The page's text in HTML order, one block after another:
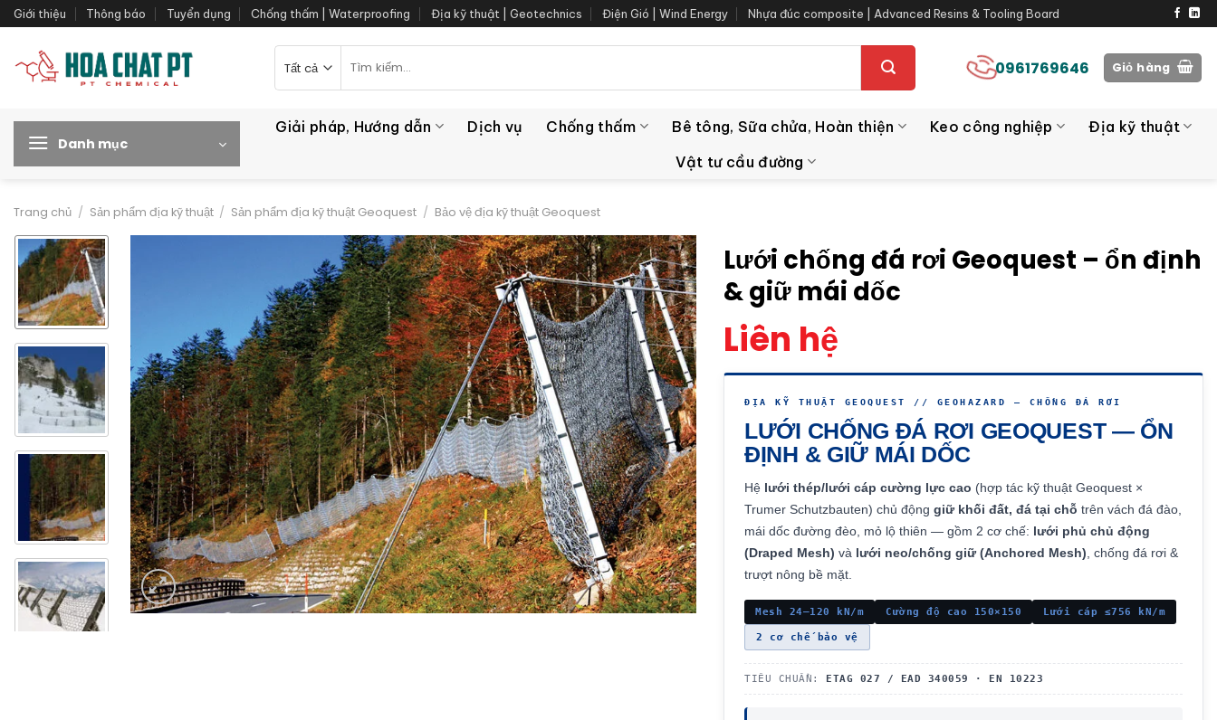
Bỏ
qua
dung
Giới thiệu Thông báo Tuyển dụng Chống thấm | Waterproofing Địa kỹ thuật | Geotechnics Điện Gió | Wind Energy Nhựa đúc composite | Advanced Resins & Tooling Board
kiếm:
0961769646 Giỏ hàng
Danh mục
Giải pháp, Hướng dẫn Dịch vụ Chống thấm Bê tông, Sữa chửa, Hoàn thiện Keo công nghiệp
Địa kỹ thuật
Vật tư cầu đường
Trang chủ / Sản phẩm địa kỹ thuật / Sản phẩm địa kỹ thuật Geoquest / Bảo vệ địa kỹ thuật Geoquest
Lưới chống đá rơi Geoquest – ổn định
& giữ mái dốc
Liên hệ
ĐỊA KỸ THUẬT GEOQUEST // GEOHAZARD — CHỐNG ĐÁ RƠI
LƯỚI CHỐNG ĐÁ RƠI GEOQUEST — ỔN
ĐỊNH & GIỮ MÁI DỐC
Hệ lưới thép/lưới cáp cường lực cao (hợp tác kỹ thuật Geoquest ×
Trumer Schutzbauten) chủ động giữ khối đất, đá tại chỗ trên vách đá đào,
mái dốc đường đèo, mỏ lộ thiên — gồm 2 cơ chế: lưới phủ chủ động
(Draped Mesh) và lưới neo/chống giữ (Anchored Mesh) , chống đá rơi &
trượt nông bề mặt.
Mesh 24–120 kN/m Cường độ cao 150×150 Lưới cáp ≤756 kN/m
2 cơ chế bảo vệ
TIÊU CHUẨN: ETAG 027 / EAD 340059 · EN 10223